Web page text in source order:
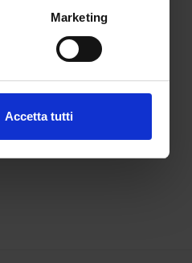
metro,Marketing
Accetta tutti